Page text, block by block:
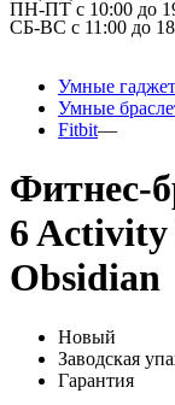
ПН-ПТ с 10:00 до
СБ-ВС с 11:00 до
Умные
Умные
Fitbit
Фитнес-
6
Obsidian
Новый
Заводская
Гарантия